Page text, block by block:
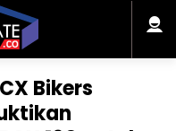
Bikers